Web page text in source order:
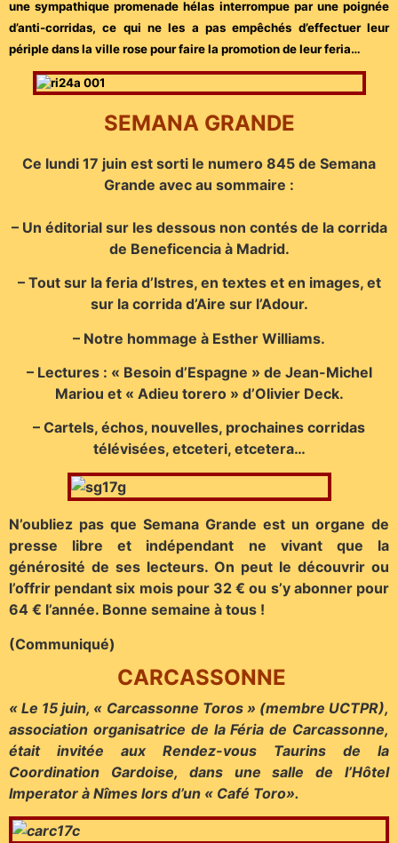
une sympathique promenade hélas interrompue par une poignée
d’anti-corridas, ce qui ne les a pas empêchés d’effectuer leur
périple dans la ville rose pour faire la promotion de leur feria…
SEMANA GRANDE
Ce lundi 17 juin est sorti le numero 845 de Semana
Grande avec au sommaire :
– Un éditorial sur les dessous non contés de la corrida
de Beneficencia à Madrid.
– Tout sur la feria d’Istres, en textes et en images, et
sur la corrida d’Aire sur l’Adour.
– Notre hommage à Esther Williams.
– Lectures : « Besoin d’Espagne » de Jean-Michel
Mariou et « Adieu torero » d’Olivier Deck.
– Cartels, échos, nouvelles, prochaines corridas
télévisées, etceteri, etcetera…
N’oubliez pas que Semana Grande est un organe de
presse libre et indépendant ne vivant que la
générosité de ses lecteurs. On peut le découvrir ou
l’offrir pendant six mois pour 32 € ou s’y abonner pour
64 € l’année. Bonne semaine à tous !
(Communiqué)
CARCASSONNE
« Le 15 juin, « Carcassonne Toros » (membre UCTPR),
association organisatrice de la Féria de Carcassonne,
était invitée aux Rendez-vous Taurins de la
Coordination Gardoise, dans une salle de l’Hôtel
Imperator à Nîmes lors d’un « Café Toro».